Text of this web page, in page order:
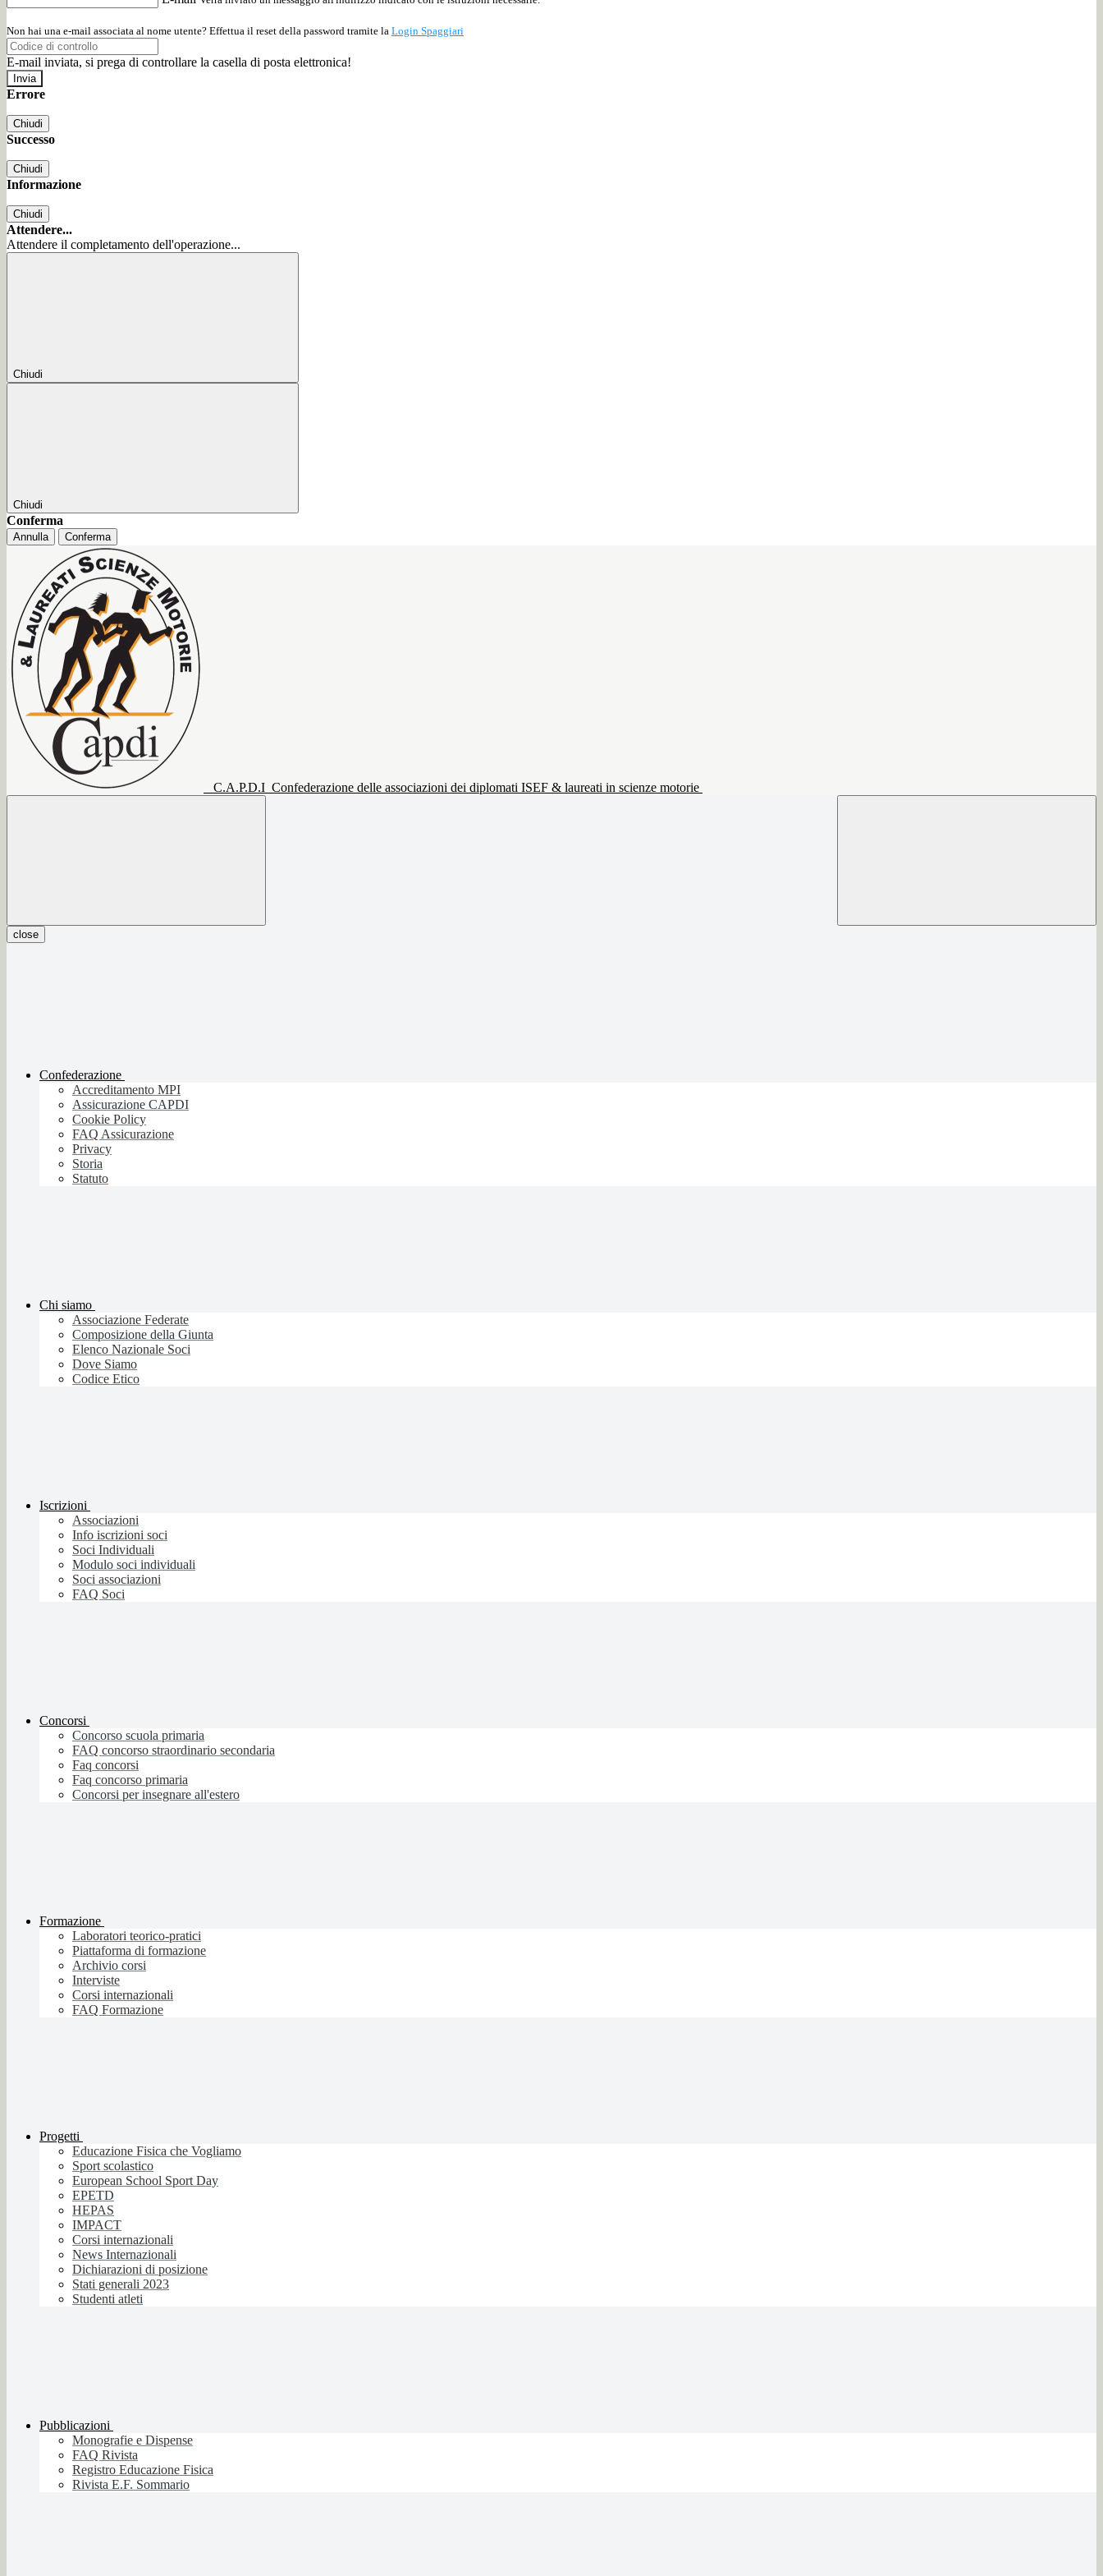
Non hai una e-mail associata al nome utente? Effettua il reset della password tramite la Login Spaggiari
E-mail inviata, si prega di controllare la casella di posta elettronica!
Errore
Chiudi
Successo
Chiudi
Informazione
Chiudi
Attendere...
Attendere il completamento dell'operazione...
Chiudi
Chiudi
Conferma
Annulla Conferma
C.A.P.D.I Confederazione delle associazioni dei diplomati ISEF & laureati in scienze motorie
close
Confederazione
Accreditamento MPI
Assicurazione CAPDI
Cookie Policy
FAQ Assicurazione
Privacy
Storia
Statuto
Chi siamo
Associazione Federate
Composizione della Giunta
Elenco Nazionale Soci
Dove Siamo
Codice Etico
Iscrizioni
Associazioni
Info iscrizioni soci
Soci Individuali
Modulo soci individuali
Soci associazioni
FAQ Soci
Concorsi
Concorso scuola primaria
FAQ concorso straordinario secondaria
Faq concorsi
Faq concorso primaria
Concorsi per insegnare all'estero
Formazione
Laboratori teorico-pratici
Piattaforma di formazione
Archivio corsi
Interviste
Corsi internazionali
FAQ Formazione
Progetti
Educazione Fisica che Vogliamo
Sport scolastico
European School Sport Day
EPETD
HEPAS
IMPACT
Corsi internazionali
News Internazionali
Dichiarazioni di posizione
Stati generali 2023
Studenti atleti
Pubblicazioni
Monografie e Dispense
FAQ Rivista
Registro Educazione Fisica
Rivista E.F. Sommario